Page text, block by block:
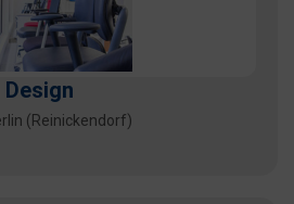
Design
(Reinickendorf)